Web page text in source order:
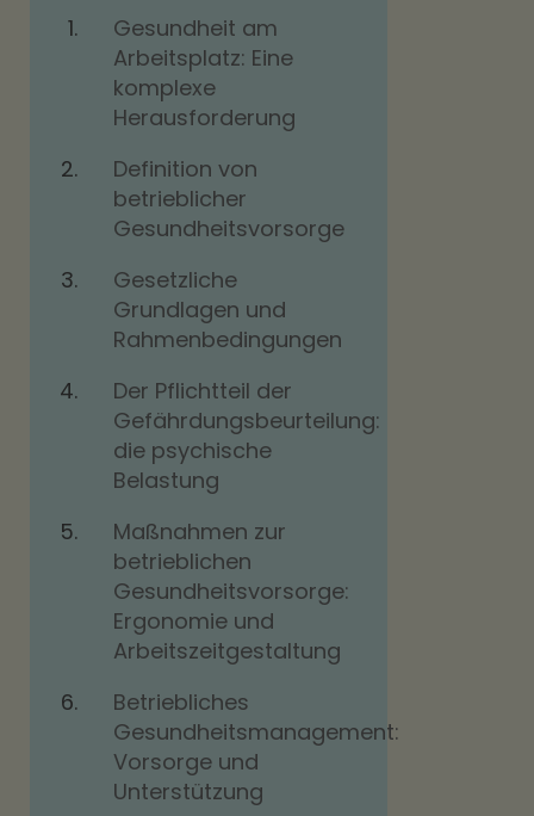
Gesundheit am
Arbeitsplatz: Eine
komplexe
Herausforderung
Definition von
betrieblicher
Gesundheitsvorsorge
Gesetzliche
Grundlagen und
Rahmenbedingungen
Der Pflichtteil der
Gefährdungsbeurteilung:
die psychische
Belastung
Maßnahmen zur
betrieblichen
Gesundheitsvorsorge:
Ergonomie und
Arbeitszeitgestaltung
Betriebliches
Gesundheitsmanagement:
Vorsorge und
Unterstützung